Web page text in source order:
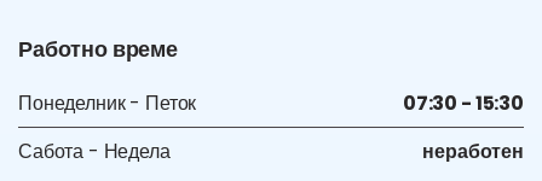
Работно време
Понеделник - Петок
07:30 - 15:30
Сабота - Недела
неработен